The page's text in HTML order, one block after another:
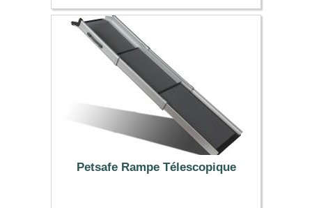
22.99 €
Petsafe Rampe Télescopique